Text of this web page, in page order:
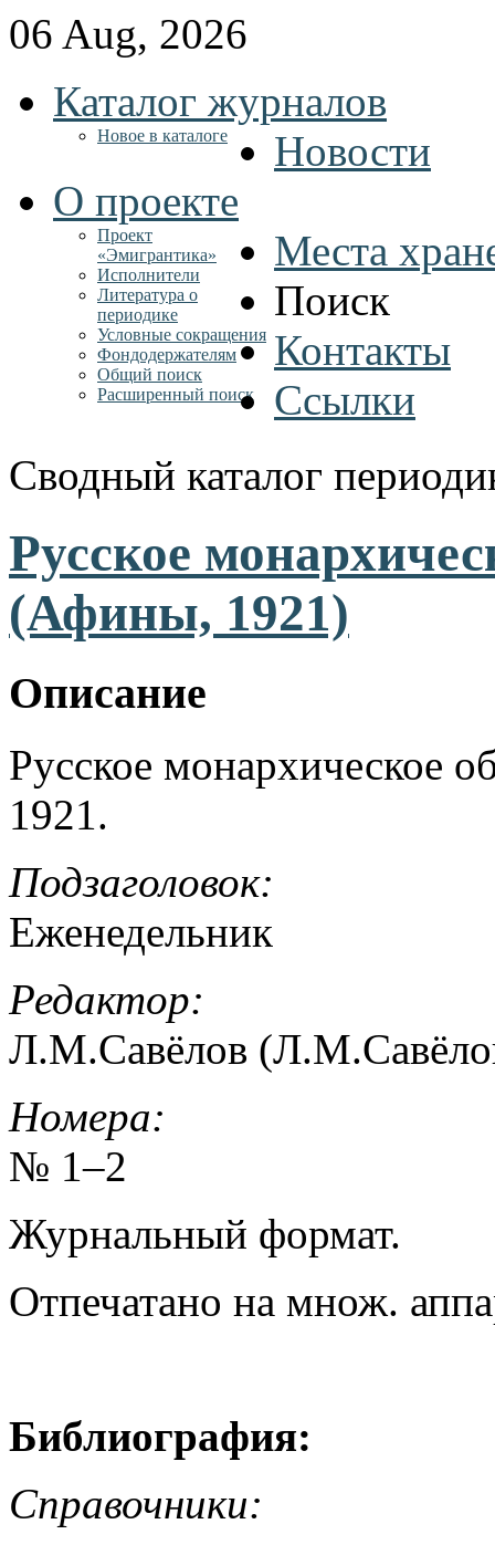
06 Aug, 2026
Каталог журналов
Новое в каталоге
Новости
О проекте
Проект
«Эмигрантика»
Исполнители
Литература о
периодике
Условные сокращения
Фондодержателям
Места
Поиск
Общий поиск
Расширенный поиск
Контакты
Ссылки
Сводный каталог
Русское
(Афины, 1921)
Описание
Русское монархическое
1921.
Подзаголовок:
Еженедельник
Редактор:
Л.М.Савёлов
Номера:
№ 1–2
Журнальный формат.
Отпечатано на множ.
Библиография:
Справочники: